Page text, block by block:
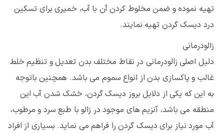
تهیه نموده و ضمن مخلوط کردن آن با آب، خمیری برای تسکین
درد دیسک گردن تهیه نمایند.
زالودرمانی
دلیل اصلی زالودرمانی در نقاط مختلف بدن تعدیل و تنظیم خلط
غالب و پاکسازی بدن از انواع سموم می باشد. همچنین باتوجه
به این که یکی از دلایل بروز دیسک گردن، خشک شدن آب این
منطقه می باشد، آنزیم های موجود در زالو با طبع سرد و مرطوب،
آب مورد نیاز برای دیسک گردن را فراهم می نماید. بسیاری از افراد